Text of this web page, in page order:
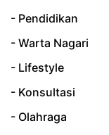
- Pendidikan
- Warta Nagari
- Lifestyle
- Konsultasi
- Olahraga